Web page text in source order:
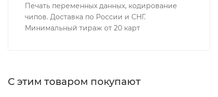
Печать переменных данных, кодирование
чипов. Доставка по России и СНГ.
Минимальный тираж от 20 карт
С этим товаром покупают